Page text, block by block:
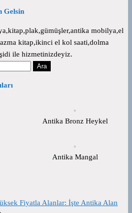
Gelsin
mobilya,el
kitap,ikinci el kol saati,dolma
ile hizmetinizdeyiz.
Antika Bronz Heykel
Antika Mangal
Fiyatla Alanlar: İşte Antika Alan